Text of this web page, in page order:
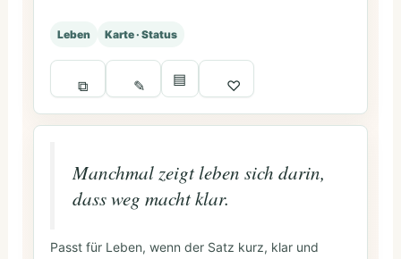
Leben Karte · Status
⧉ ✎ ▤ ♡
Manchmal zeigt leben sich darin,
dass weg macht klar.
Passt für Leben, wenn der Satz kurz, klar und